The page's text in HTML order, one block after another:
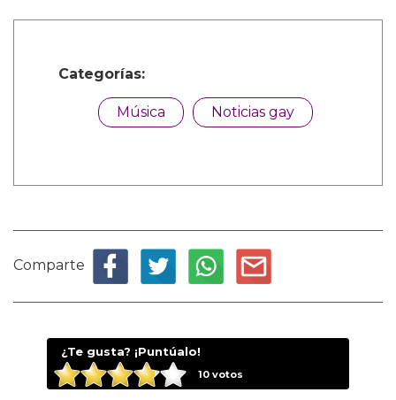
Categorías:
Música Noticias gay
Comparte
¿Te gusta? ¡Puntúalo!
10votos